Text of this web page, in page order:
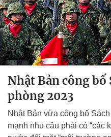
Nhật Bản công bố
phòng 2023
Nhật Bản vừa công bố
mạnh nhu cầu phải có “các